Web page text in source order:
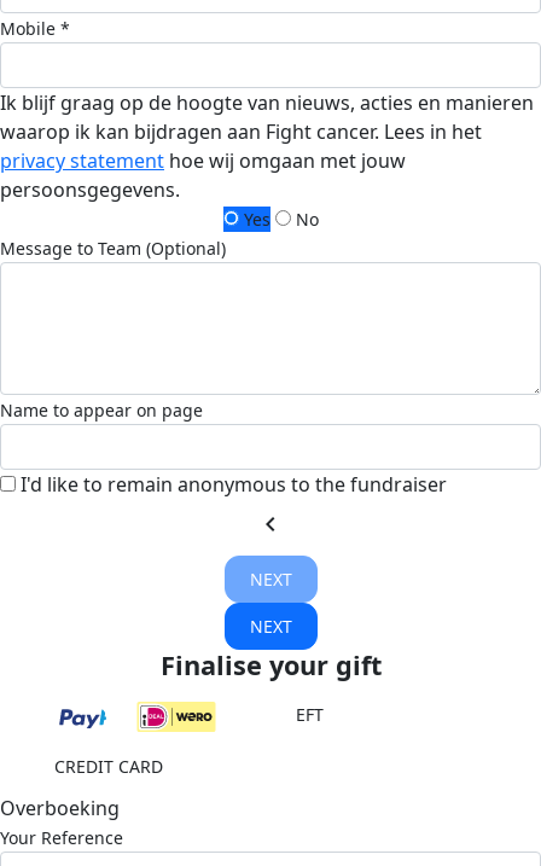
Mobile *
Ik blijf graag op de hoogte van nieuws, acties en manieren
waarop ik kan bijdragen aan Fight cancer. Lees in het
privacy statement hoe wij omgaan met jouw
persoonsgegevens.
Yes
No
Message to Team (Optional)
Name to appear on page
I'd like to remain anonymous to the fundraiser
chevron_left
NEXT
NEXT
Finalise your gift
EFT
CREDIT CARD
Overboeking
Your Reference